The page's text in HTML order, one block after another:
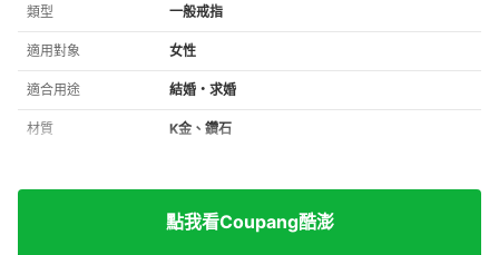
類型 一般戒指
適用對象 女性
適合用途 結婚・求婚
材質 K金、鑽石
點我看Coupang酷澎